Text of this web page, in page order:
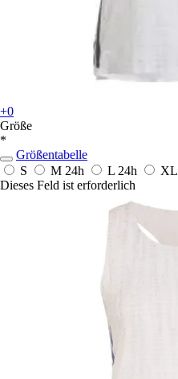
+0
Größe
*
Größentabelle
S
M 24h L 24h XL
Dieses Feld ist erforderlich